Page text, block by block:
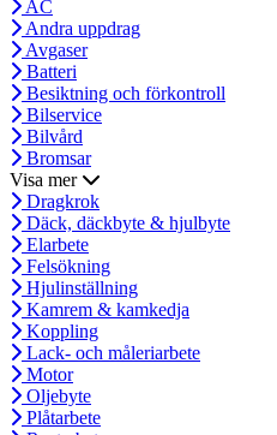
AC
Andra uppdrag
Avgaser
Batteri
Besiktning och förkontroll
Bilservice
Bilvård
Bromsar
Visa mer
Dragkrok
Däck, däckbyte & hjulbyte
Elarbete
Felsökning
Hjulinställning
Kamrem & kamkedja
Koppling
Lack- och måleriarbete
Motor
Oljebyte
Plåtarbete